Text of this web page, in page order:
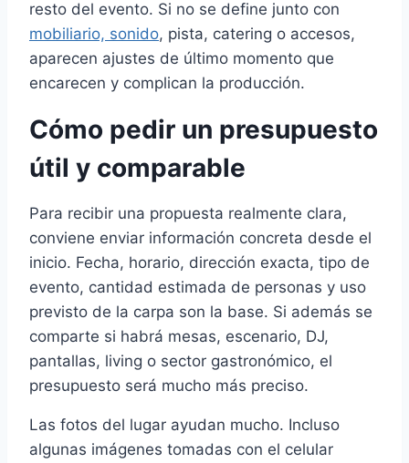
resto del evento. Si no se define junto con
mobiliario, sonido, pista, catering o accesos,
aparecen ajustes de último momento que
encarecen y complican la producción.
Cómo pedir un presupuesto
útil y comparable
Para recibir una propuesta realmente clara,
conviene enviar información concreta desde el
inicio. Fecha, horario, dirección exacta, tipo de
evento, cantidad estimada de personas y uso
previsto de la carpa son la base. Si además se
comparte si habrá mesas, escenario, DJ,
pantallas, living o sector gastronómico, el
presupuesto será mucho más preciso.
Las fotos del lugar ayudan mucho. Incluso
algunas imágenes tomadas con el celular